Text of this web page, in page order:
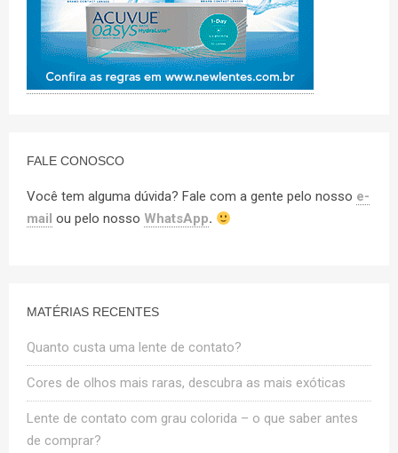
FALE CONOSCO
Você tem alguma dúvida? Fale com a gente pelo nosso e-
mail ou pelo nosso WhatsApp.
MATÉRIAS RECENTES
Quanto custa uma lente de contato?
Cores de olhos mais raras, descubra as mais exóticas
Lente de contato com grau colorida – o que saber antes
de comprar?